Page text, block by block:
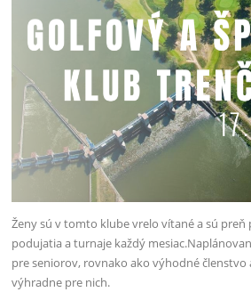
Ženy sú v tomto klube vrelo vítané a sú preň
podujatia a turnaje každý
pre seniorov, rovnako ako výhodné členstvo
výhradne pre nich.